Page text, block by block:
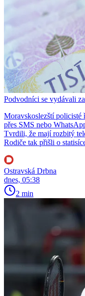
Podvodníci se vydávali
Moravskoslezští policisté
přes SMS nebo
Tvrdili, že mají rozbitý
Rodiče tak přišli o
Ostravská Drbna
dnes, 05:38
2 min